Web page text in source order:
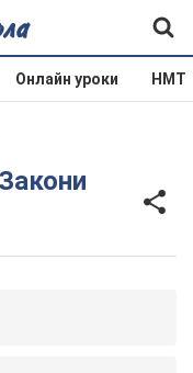
Онлайн уроки НМТ